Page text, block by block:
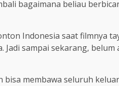
bagaimana beliau
Indonesia saat filmnya
Jadi sampai sekarang, belum
bisa membawa seluruh